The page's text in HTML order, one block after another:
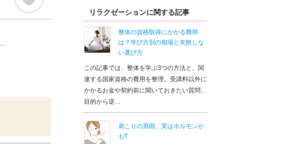
リラクゼーションに関する記事
整体の資格取得にかかる費用
は？学び方別の相場と失敗しな
い選び方
この記事では、整体を学ぶ3つの方法と、関
連する国家資格の費用を整理。受講料以外に
かかるお金や契約前に聞いておきたい質問、
目的から逆…
肩こりの原因、実はホルモンか
も⁉